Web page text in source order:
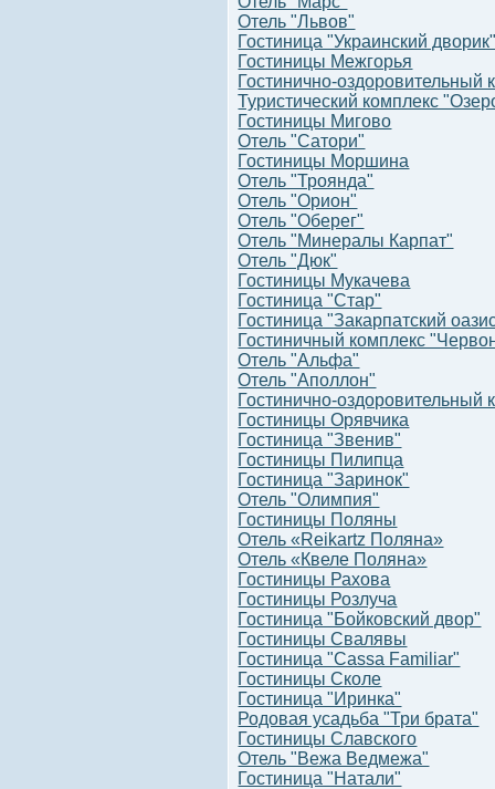
Отель "Львов"
Гостиница "Украинский
Гостиницы Межгорья
Гостинично-
Туристический комплекс
Гостиницы Мигово
Отель "Сатори"
Гостиницы Моршина
Отель "Троянда"
Отель "Орион"
Отель "Оберег"
Отель "Минералы Карпат"
Отель "Дюк"
Гостиницы Мукачева
Гостиница "Стар"
Гостиница "Закарпатский
Гостиничный комплекс
Отель "Альфа"
Отель "Аполлон"
Гостинично-оздоровительный
Гостиницы Орявчика
Гостиница "Звенив"
Гостиницы Пилипца
Гостиница "Заринок"
Отель "Олимпия"
Гостиницы Поляны
Отель «Reikartz Поляна»
Отель «Квеле Поляна»
Гостиницы Рахова
Гостиницы Розлуча
Гостиница "Бойковский двор"
Гостиницы Свалявы
Гостиница "Cassa Familiar"
Гостиницы Сколе
Гостиница "Иринка"
Родовая усадьба "Три брата"
Гостиницы Славского
Отель "Вежа Ведмежа"
Гостиница "Натали"